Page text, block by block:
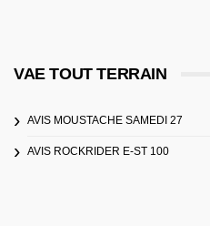
VAE TOUT TERRAIN
AVIS MOUSTACHE SAMEDI 27
AVIS ROCKRIDER E-ST 100